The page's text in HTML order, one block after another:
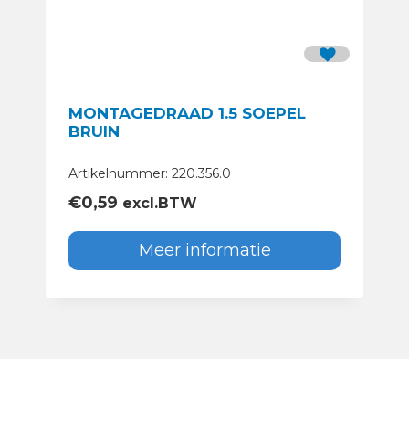
MONTAGEDRAAD 1.5 SOEPEL
BRUIN
Artikelnummer: 220.356.0
€0,59 excl.BTW
Meer informatie